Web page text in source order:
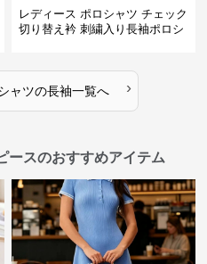
レディース ポロシャツ チェック
切り替え衿 刺繍入り長袖ポロシ
ャツの長袖一覧へ ›
ースのおすすめアイテム